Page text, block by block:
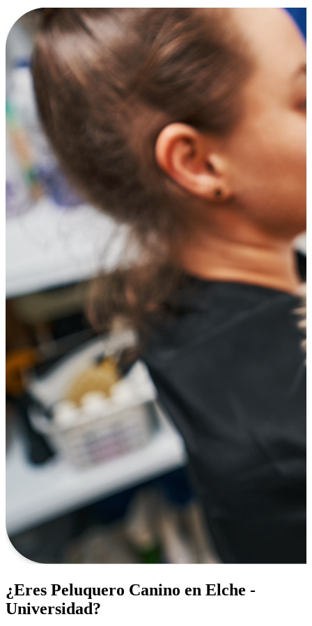
¿Eres Peluquero Canino en Elche -
Universidad?